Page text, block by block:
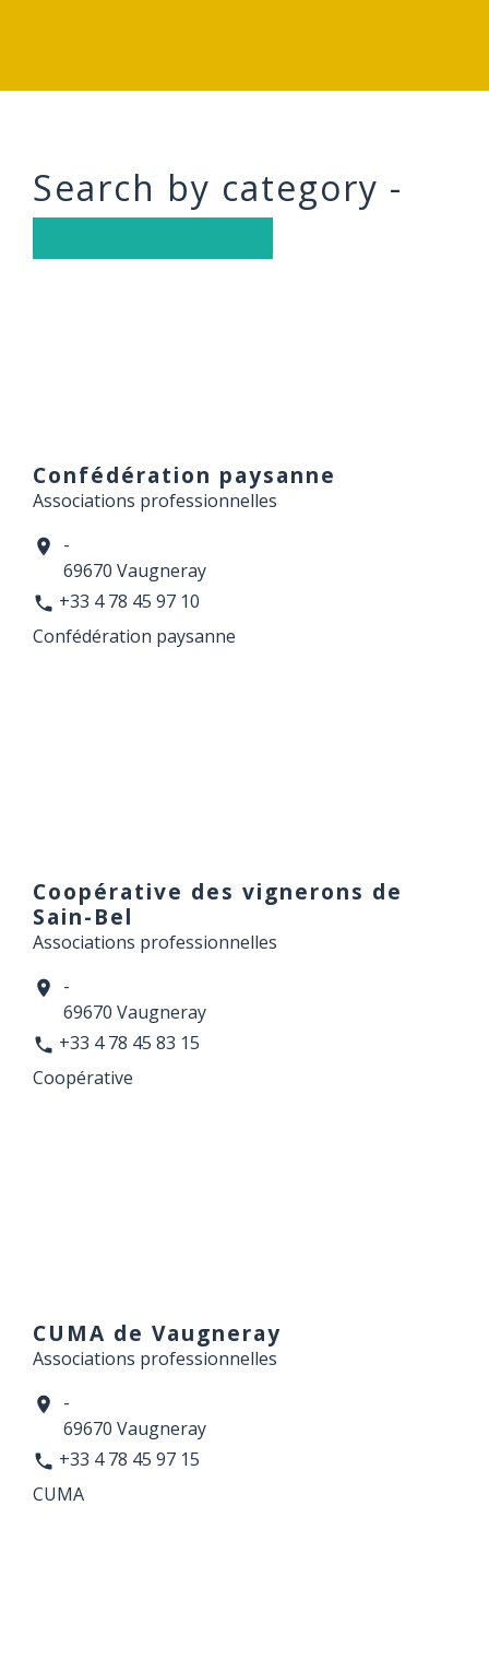
Search by category -
Confédération paysanne
Associations professionnelles
location_on
-
69670 Vaugneray
phone +33 4 78 45 97 10
Confédération paysanne
Coopérative des vignerons de
Sain-Bel
Associations professionnelles
location_on
-
69670 Vaugneray
phone +33 4 78 45 83 15
Coopérative
CUMA de Vaugneray
Associations professionnelles
location_on
-
69670 Vaugneray
phone +33 4 78 45 97 15
CUMA